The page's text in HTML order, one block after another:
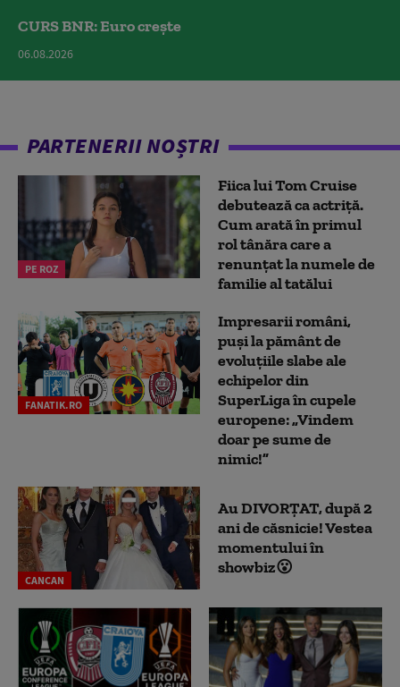
CURS BNR: Euro crește
06.08.2026
PARTENERII NOȘTRI
PE ROZ
Fiica lui Tom Cruise
debutează ca actriță.
Cum arată în primul
rol tânăra care a
renunțat la numele de
familie al tatălui
FANATIK.RO
Impresarii români,
puși la pământ de
evoluțiile slabe ale
echipelor din
SuperLiga în cupele
europene: „Vindem
doar pe sume de
nimic!”
CANCAN
Au DIVORȚAT, după 2
ani de căsnicie! Vestea
momentului în
showbiz😮